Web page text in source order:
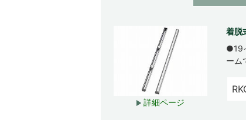
詳細ページ
着脱
●19
ーム